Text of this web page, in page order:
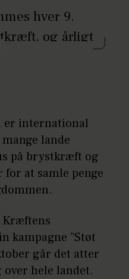
at trække sig
på
dybt i
til at trække
rynker. Huden
som en
sidder tæt på
hver 9.
og årligt
1.150
af brystkræft.
får
i ca. 5-10
BRCA1
de to
er international
lande
på brystkræft og
at samle penge
kampagne ”Støt
går det atter
hele landet.